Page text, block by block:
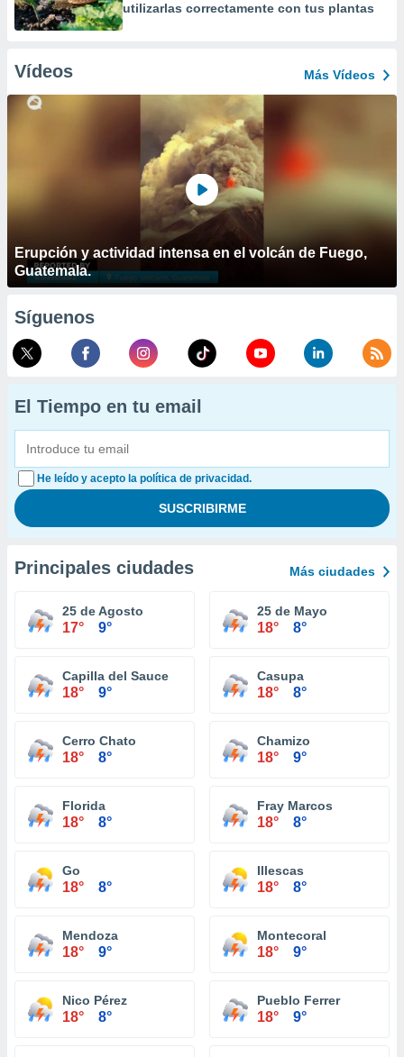
utilizarlas correctamente con tus plantas
Vídeos Más Vídeos
Erupción y actividad intensa en el volcán de Fuego,
Guatemala.
Síguenos
El Tiempo en tu email
He leído y acepto la política de privacidad.
Principales ciudades Más ciudades
25 de Agosto
17° 9°
25 de Mayo
18° 8°
Capilla del Sauce
18° 9°
Casupa
18° 8°
Cerro Chato
18° 8°
Chamizo
18° 9°
Florida
18° 8°
Fray Marcos
18° 8°
Go
18° 8°
Illescas
18° 8°
Mendoza
18° 9°
Montecoral
18° 9°
Nico Pérez
18° 8°
Pueblo Ferrer
18° 9°